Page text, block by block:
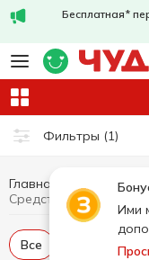
Бесплатная*
Фильтры (1)
Ими
Главная Гигиена и
Все Тампоны